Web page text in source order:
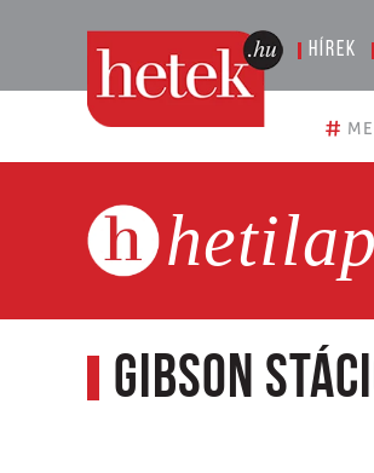
Hírek
#
hetilap
Gibson